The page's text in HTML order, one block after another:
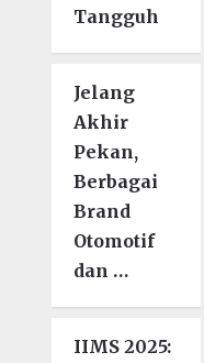
Tangguh
Jelang
Akhir
Pekan,
Berbagai
Brand
Otomotif
dan …
IIMS 2025: